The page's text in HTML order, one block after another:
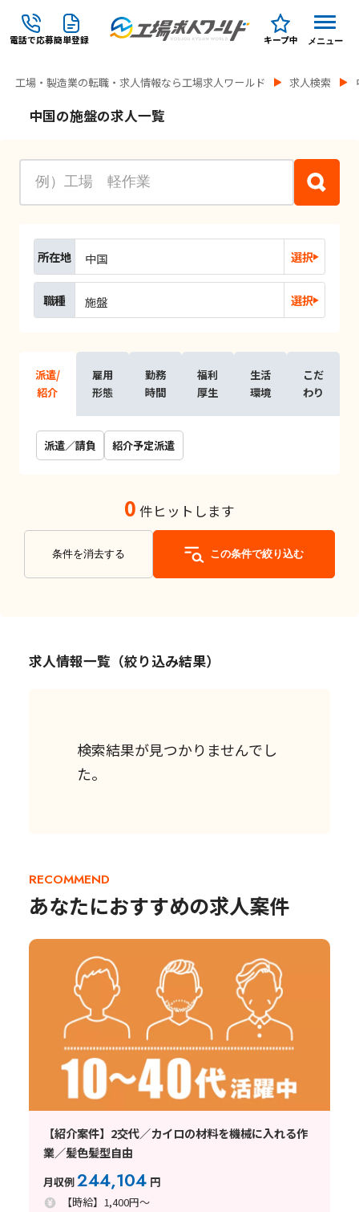
電話で応募簡単登録 キープ中 メニュー
工場・製造業の転職・求人情報なら工場求人ワールド 求人検索
中国の施盤の求人一覧
所在地 中国 選択
職種 施盤 選択
派遣/
紹介
雇用
形態
勤務
時間
福利
厚生
生活
環境
こだ
わり
派遣／請負 紹介予定派遣
0 件ヒットします
条件を消去する この条件で絞り込む
求人情報一覧（絞り込み結果）
検索結果が見つかりませんでし
た。
RECOMMEND
あなたにおすすめの求人案件
【紹介案件】2交代／カイロの材料を機械に入れる作
業／髪色髪型自由
月収例244,104 円
【時給】1,400円～